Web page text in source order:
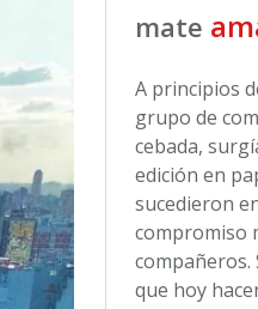
mate
A principios
grupo de
cebada,
edición en
sucedieron
compromiso
compañeros.
que hoy